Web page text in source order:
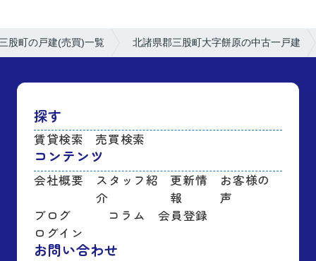
股町の戸建(売買)一覧 北諸県郡三股町大字餅原の中古一戸建
探す
賃貸検索 売買検索
コンテンツ
会社概要
スタッフ紹
介
更新情
報
お客様の
声
ブログ
コラム
会員登録
ログイン
お問い合わせ